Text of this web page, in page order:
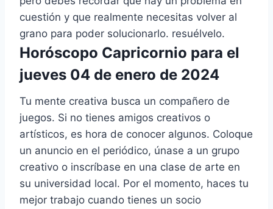
cuestión y que realmente necesitas volver al
grano para poder solucionarlo. resuélvelo.
Horóscopo Capricornio para el
jueves 04 de enero de 2024
Tu mente creativa busca un compañero de
juegos. Si no tienes amigos creativos o
artísticos, es hora de conocer algunos. Coloque
un anuncio en el periódico, únase a un grupo
creativo o inscríbase en una clase de arte en
su universidad local. Por el momento, haces tu
mejor trabajo cuando tienes un socio